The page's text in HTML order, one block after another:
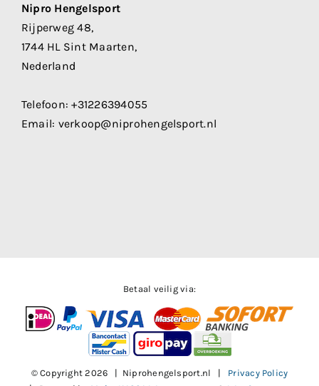
Nipro Hengelsport
Rijperweg 48,
1744 HL Sint Maarten,
Nederland
Telefoon:+31226394055
Email: verkoop@niprohengelsport.nl
Betaal veilig via:
© Copyright2026 | Niprohengelsport.nl | Privacy Policy